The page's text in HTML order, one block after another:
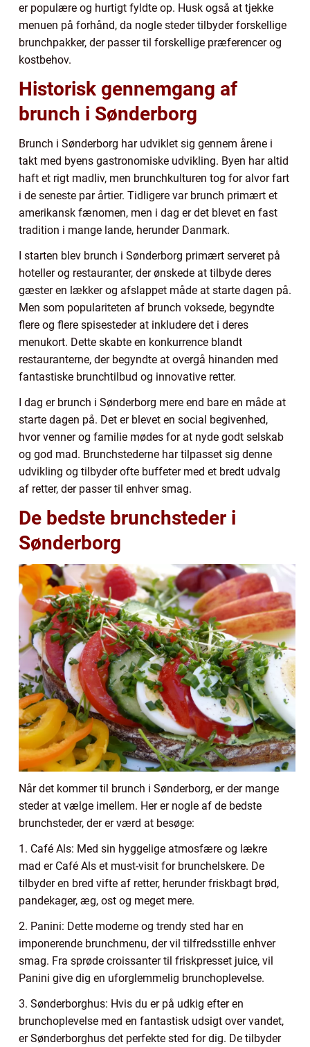
er populære og hurtigt fyldte op. Husk også at tjekke
menuen på forhånd, da nogle steder tilbyder forskellige
brunchpakker, der passer til forskellige præferencer og
kostbehov.
Historisk gennemgang af
brunch i Sønderborg
Brunch i Sønderborg har udviklet sig gennem årene i
takt med byens gastronomiske udvikling. Byen har altid
haft et rigt madliv, men brunchkulturen tog for alvor fart
i de seneste par årtier. Tidligere var brunch primært et
amerikansk fænomen, men i dag er det blevet en fast
tradition i mange lande, herunder Danmark.
I starten blev brunch i Sønderborg primært serveret på
hoteller og restauranter, der ønskede at tilbyde deres
gæster en lækker og afslappet måde at starte dagen på.
Men som populariteten af brunch voksede, begyndte
flere og flere spisesteder at inkludere det i deres
menukort. Dette skabte en konkurrence blandt
restauranterne, der begyndte at overgå hinanden med
fantastiske brunchtilbud og innovative retter.
I dag er brunch i Sønderborg mere end bare en måde at
starte dagen på. Det er blevet en social begivenhed,
hvor venner og familie mødes for at nyde godt selskab
og god mad. Brunchstederne har tilpasset sig denne
udvikling og tilbyder ofte buffeter med et bredt udvalg
af retter, der passer til enhver smag.
De bedste brunchsteder i
Sønderborg
Når det kommer til brunch i Sønderborg, er der mange
steder at vælge imellem. Her er nogle af de bedste
brunchsteder, der er værd at besøge:
1. Café Als: Med sin hyggelige atmosfære og lækre
mad er Café Als et must-visit for brunchelskere. De
tilbyder en bred vifte af retter, herunder friskbagt brød,
pandekager, æg, ost og meget mere.
2. Panini: Dette moderne og trendy sted har en
imponerende brunchmenu, der vil tilfredsstille enhver
smag. Fra sprøde croissanter til friskpresset juice, vil
Panini give dig en uforglemmelig brunchoplevelse.
3. Sønderborghus: Hvis du er på udkig efter en
brunchoplevelse med en fantastisk udsigt over vandet,
er Sønderborghus det perfekte sted for dig. De tilbyder